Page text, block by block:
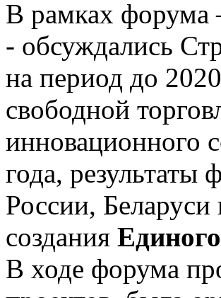
В рамках форума
- обсуждались
на период до
свободной
инновационного
года,
России, Беларуси
создания
В ходе форума